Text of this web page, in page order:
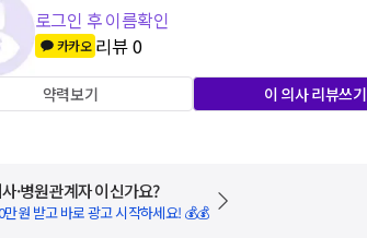
로그인 후 이름확인
카카오 리뷰0
약력보기 이 의사 리뷰쓰기
·병원관계자 이신가요?
만원 받고 바로 광고 시작하세요! 💰💰